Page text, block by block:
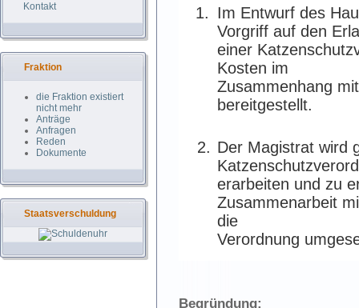
Kontakt
Fraktion
die Fraktion existiert
nicht mehr
Anträge
Anfragen
Reden
Dokumente
Staatsverschuldung
Im Entwurf des
Vorgriff auf den
einer
Kosten im
Zusammenhang
bereitgestellt.
Der Magistrat wird
erarbeiten und zu
Zusammenarbeit
die
Verordnung
Begründung: